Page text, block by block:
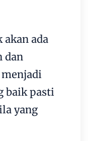
ada
dan
baik pasti
yang